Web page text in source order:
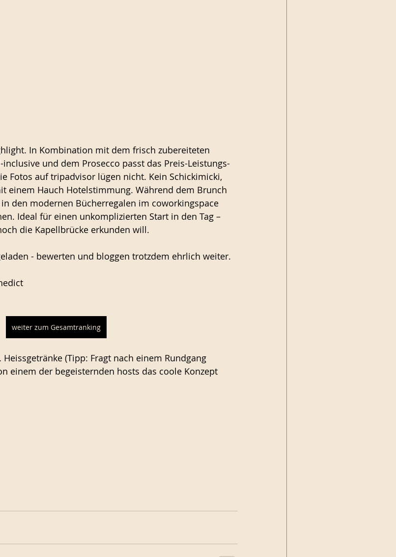
In Kombination mit dem frisch zubereiteten
und dem Prosecco passt das Preis-Leistungs-
Fotos auf tripadvisor lügen nicht. Kein Schickimicki,
einem Hauch Hotelstimmung. Während dem Brunch
den modernen Bücherregalen im coworkingspace
Ideal für einen unkomplizierten Start in den Tag –
die Kapellbrücke erkunden will.
- bewerten und bloggen trotzdem ehrlich weiter.
weiter zum Gesamtranking
Heissgetränke (Tipp: Fragt nach einem Rundgang
einem der begeisternden hosts das coole Konzept